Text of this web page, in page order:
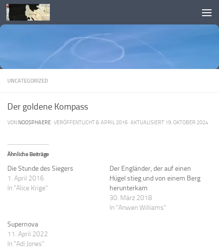
Skip to content
UNCATEGORIZED
Der goldene Kompass
VON NOOSPHAERE · VERÖFFENTLICHT8. APRIL 2016 · AKTUALISIERT 19. OKTOBER 2024
Ähnliche Beiträge
Die Stunde des Siegers
1. April 2016
In "Alice Krige"
Der Engländer, der auf einen
Hügel stieg und von einem Berg
herunterkam
30. März 2018
In "Anwen Williams"
Supernova
11. April 2022
In "Adi Jones"